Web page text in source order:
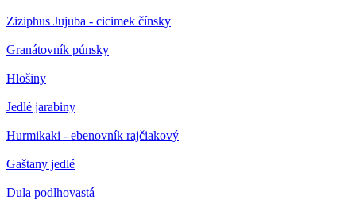
Ziziphus Jujuba - cicimek čínsky
Granátovník púnsky
Hlošiny
Jedlé jarabiny
Hurmikaki - ebenovník rajčiakový
Gaštany jedlé
Dula podlhovastá